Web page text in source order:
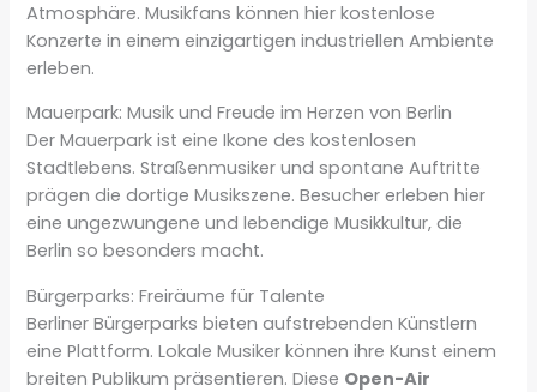
Atmosphäre. Musikfans können hier kostenlose
Konzerte in einem einzigartigen industriellen Ambiente
erleben.
Mauerpark: Musik und Freude im Herzen von Berlin
Der Mauerpark ist eine Ikone des kostenlosen
Stadtlebens. Straßenmusiker und spontane Auftritte
prägen die dortige Musikszene. Besucher erleben hier
eine ungezwungene und lebendige Musikkultur, die
Berlin so besonders macht.
Bürgerparks: Freiräume für Talente
Berliner Bürgerparks bieten aufstrebenden Künstlern
eine Plattform. Lokale Musiker können ihre Kunst einem
breiten Publikum präsentieren. Diese Open-Air